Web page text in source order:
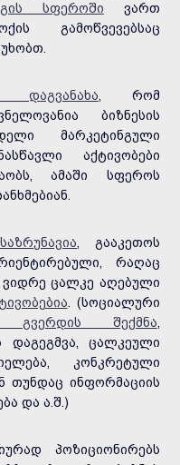
სფეროში ვართ
გამოწვევებსაც
, რომ
ბიზნესის
მარკეტინგული
აქტივობები
ამაში სფეროს
, გააკეთოს
რაღაც
ცალკე აღებული
. (სოციალური
გვერდის შექმნა
დაგეგმვა, ცალკეული
კონკრეტული
თუნდაც ინფორმაციის
და ა.შ.)
პოზიციონირებს